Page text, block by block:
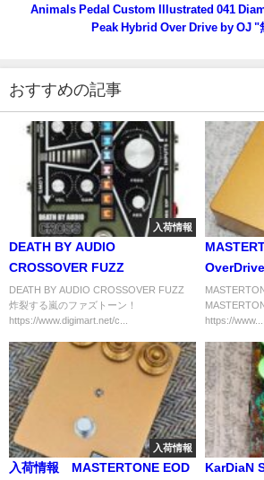
Animals Pedal Custom Illustrated 041
Peak Hybrid Over Drive by OJ "
おすすめの記事
入荷情報
DEATH BY AUDIO
CROSSOVER FUZZ
DEATH BY AUDIO CROSSOVER FUZZ
炸裂する嵐のファズトーン！
https://www.digimart.net/c...
OverDrive
https://www....
入荷情報
入荷情報 MASTERTONE EOD
KarDiaN